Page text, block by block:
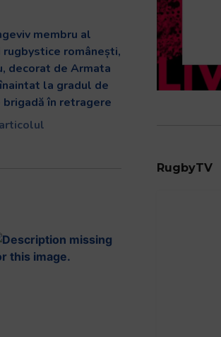
membru al
românești,
decorat de Armata
la gradul de
în retragere
RugbyTV